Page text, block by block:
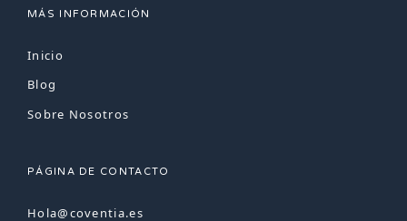
MÁS INFORMACIÓN
Inicio
Blog
Sobre Nosotros
PÁGINA DE CONTACTO
Hola@coventia.es